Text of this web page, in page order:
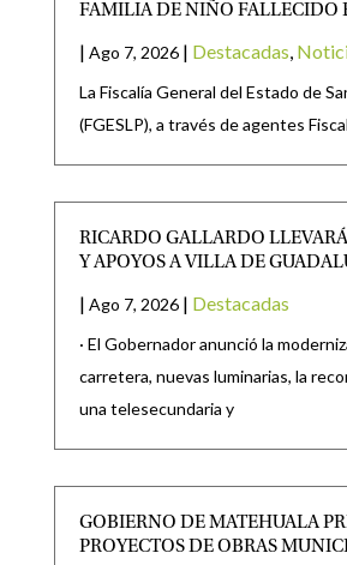
FAMILIA DE NIÑO FALLECIDO
| Ago 7, 2026 | Destacadas,
La Fiscalía General del Estado de
(FGESLP), a través de agentes
RICARDO GALLARDO
Y APOYOS A VILLA DE
| Ago 7, 2026 | Destacadas
· El Gobernador anunció la
carretera, nuevas luminarias, la
una telesecundaria y
GOBIERNO DE MATEHUALA
PROYECTOS DE OBRAS